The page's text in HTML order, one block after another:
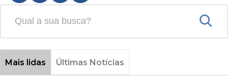
Mais lidas Últimas Notícias